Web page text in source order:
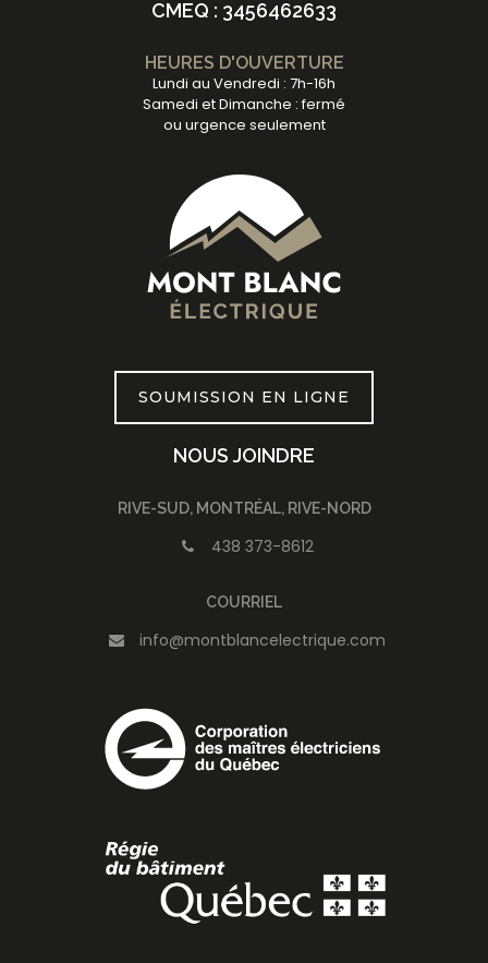
CMEQ : 3456462633
HEURES D'OUVERTURE
Lundi au Vendredi : 7h-16h
Samedi et Dimanche : fermé
ou urgence seulement
SOUMISSION EN LIGNE
NOUS JOINDRE
RIVE-SUD, MONTRÉAL, RIVE-NORD
438 373-8612
COURRIEL
info@montblancelectrique.com